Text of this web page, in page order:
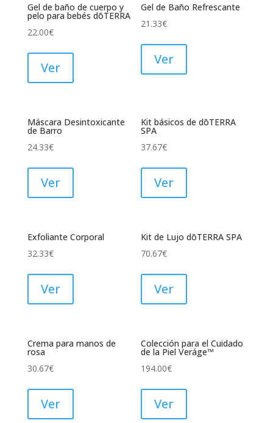
Gel de baño de cuerpo y
pelo para bebés dōTERRA
22.00€
Ver
Gel de Baño Refrescante
21.33€
Ver
Máscara Desintoxicante
de Barro
24.33€
Ver
Kit básicos de dōTERRA
SPA
37.67€
Ver
Exfoliante Corporal
32.33€
Ver
Kit de Lujo dōTERRA SPA
70.67€
Ver
Crema para manos de
rosa
30.67€
Ver
Colección para el Cuidado
de la Piel Veráge™
194.00€
Ver